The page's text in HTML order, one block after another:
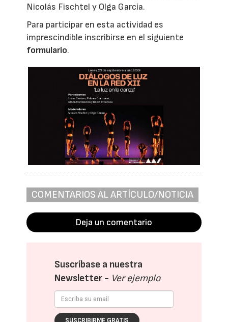
Nicolás Fischtel y Olga García.
Para participar en esta actividad es
imprescindible inscribirse en el siguiente
formulario.
COMENTARIOS AL ARTÍCULO/NOTICIA
Deja un comentario
Suscríbase a nuestra
Newsletter - Ver ejemplo
SUSCRIBIRME GRATIS